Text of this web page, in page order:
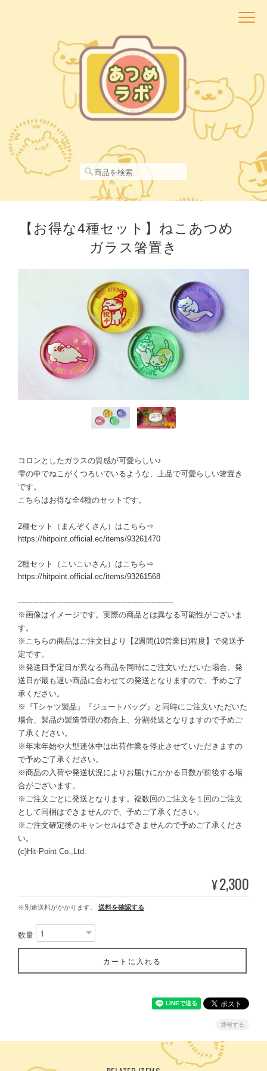
【お得な4種セット】ねこあつめ
ガラス箸置き
コロンとしたガラスの質感が可愛らしい♪
雫の中でねこがくつろいでいるような、上品で可愛らしい箸置き
です。
こちらはお得な全4種のセットです。
2種セット（まんぞくさん）はこちら⇒
https://hitpoint.official.ec/items/93261470
2種セット（こいこいさん）はこちら⇒
https://hitpoint.official.ec/items/93261568
-----------------------------------------------------------------
※画像はイメージです。実際の商品とは異なる可能性がございま
す。
※こちらの商品はご注文日より【2週間(10営業日)程度】で発送予
定です。
※発送日予定日が異なる商品を同時にご注文いただいた場合、発
送日が最も遅い商品に合わせての発送となりますので、予めご了
承ください。
※『Tシャツ製品』『ジュートバッグ』と同時にご注文いただいた
場合、製品の製造管理の都合上、分割発送となりますので予めご
了承ください。
※年末年始や大型連休中は出荷作業を停止させていただきますの
で予めご了承ください。
※商品の入荷や発送状況によりお届けにかかる日数が前後する場
合がございます。
※ご注文ごとに発送となります。複数回のご注文を１回のご注文
として同梱はできませんので、予めご了承ください。
※ご注文確定後のキャンセルはできませんので予めご了承くださ
い。
(c)Hit-Point Co.,Ltd.
¥2,300
※別途送料がかかります。 送料を確認する
数量
カートに入れる
通報する